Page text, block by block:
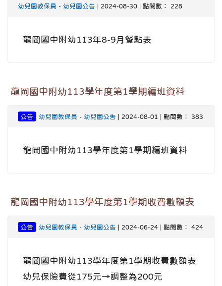
幼兒園教保員 - 幼兒園公告 | 2024-08-30 | 點閱數： 228
龍岡國中附幼113年8-9月餐點表
龍岡國中附幼113學年度第1學期編班資料
公告 幼兒園教保員 - 幼兒園公告 | 2024-08-01 | 點閱數： 383
龍岡國中附幼113學年度第1學期編班資料
龍岡國中附幼113學年度第1學期收費數額表
公告 幼兒園教保員 - 幼兒園公告 | 2024-06-24 | 點閱數： 424
龍岡國中附幼113學年度第1學期收費數額表
幼兒保險費從175元→調整為200元